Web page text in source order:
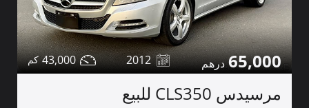
65,000
2012
43,000
مرسيدس CLS350 للبيع